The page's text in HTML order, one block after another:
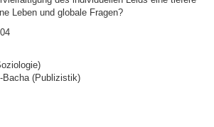
Leben und globale Fragen?
Bacha (Publizistik)